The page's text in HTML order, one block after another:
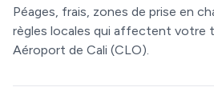
Péages, frais, zones de prise en
règles locales qui affectent votre
Aéroport de Cali (CLO).